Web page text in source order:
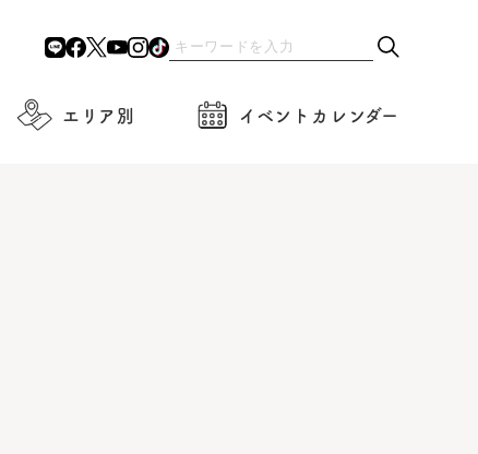
エリア別 イベントカレンダー